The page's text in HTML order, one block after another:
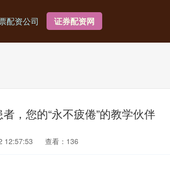
配资公司 证券配资网
，您的“永不疲倦”的教学伙伴
12:57:53 查看：136